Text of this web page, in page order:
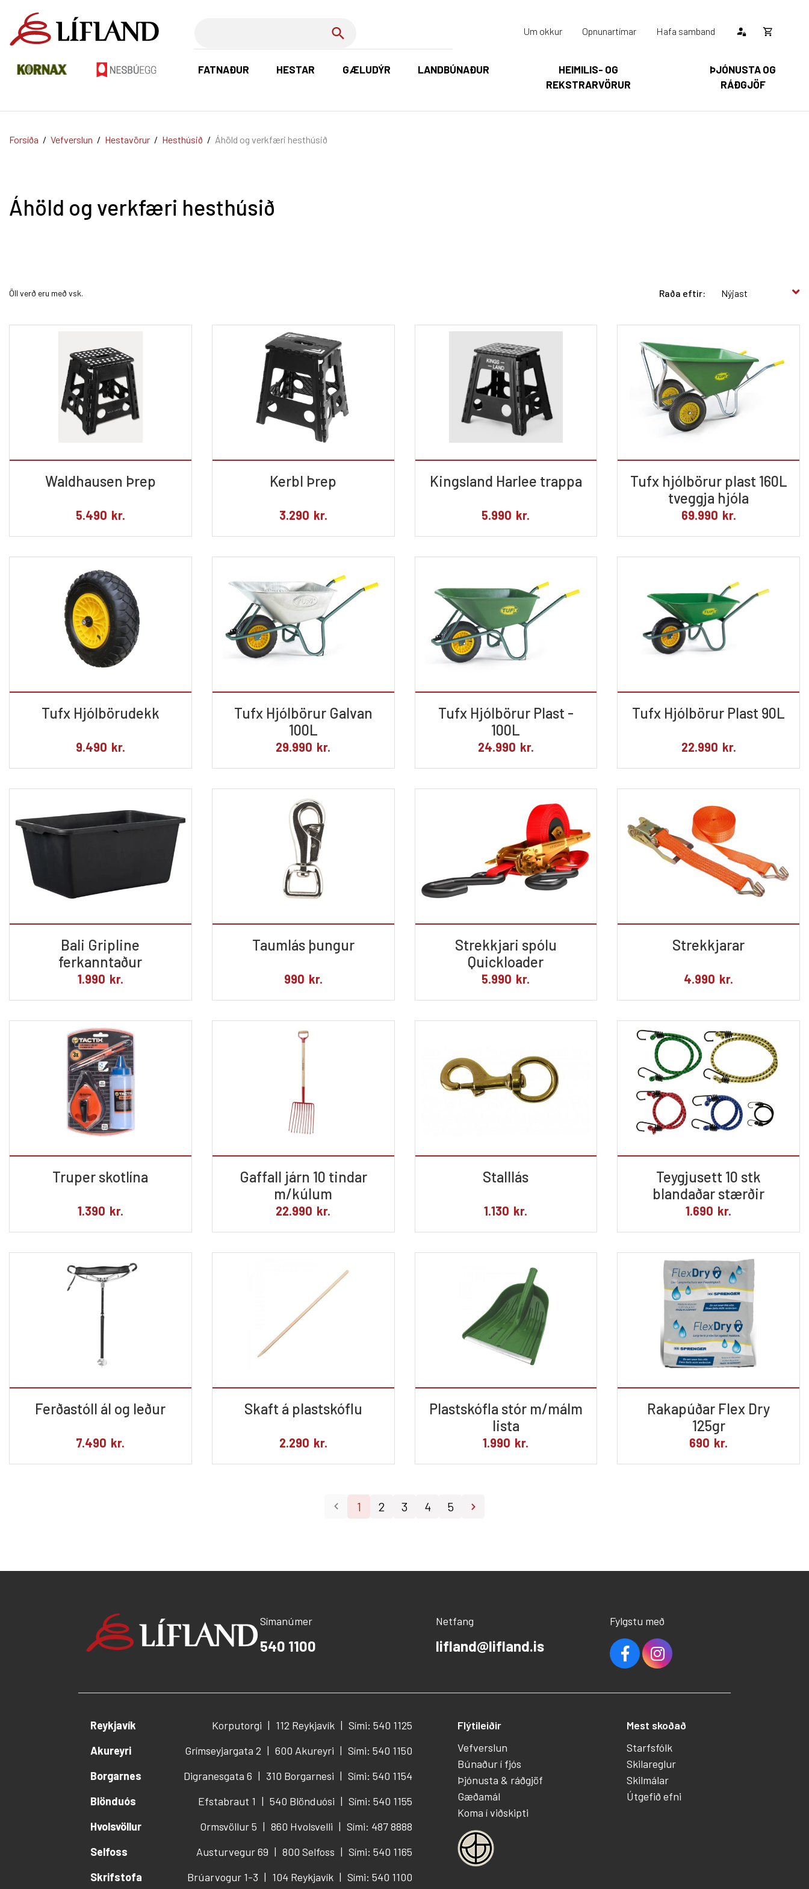
FATNAÐUR HESTAR GÆLUDÝR LANDBÚNAÐUR
HEIMILIS- OG
REKSTRARVÖRUR
ÞJÓNUSTA OG
RÁÐGJÖF
Um okkur Opnunartímar Hafa samband
Opna
Karfan þín
körfu
Forsíða / Vefverslun / Hestavörur / Hesthúsið / Áhöld og verkfæri hesthúsið
Áhöld og verkfæri hesthúsið
Öll verð eru með vsk. Raða eftir:
Waldhausen Þrep
5.490 kr.
Kerbl Þrep
3.290 kr.
Kingsland Harlee trappa
5.990 kr.
Tufx hjólbörur plast 160L
tveggja hjóla
69.990 kr.
Tufx Hjólbörudekk
9.490 kr.
Tufx Hjólbörur Galvan
100L
29.990 kr.
Tufx Hjólbörur Plast -
100L
24.990 kr.
Tufx Hjólbörur Plast 90L
22.990 kr.
Bali Gripline
ferkanntaður
1.990 kr.
Taumlás þungur
990 kr.
Strekkjari spólu
Quickloader
5.990 kr.
Strekkjarar
4.990 kr.
Truper skotlína
1.390 kr.
Gaffall járn 10 tindar
m/kúlum
22.990 kr.
Stalllás
1.130 kr.
Teygjusett 10 stk
blandaðar stærðir
1.690 kr.
Ferðastóll ál og leður
7.490 kr.
Skaft á plastskóflu
2.290 kr.
Plastskófla stór m/málm
lista
1.990 kr.
Rakapúðar Flex Dry
125gr
690 kr.
1 2 3 4 5
Símanúmer
540 1100
Netfang
lifland@lifland.is
Fylgstu með
Reykjavík Korputorgi 112 Reykjavík
Sími: 540 1125
Akureyri
Grímseyjargata 2 600 Akureyri
Sími: 540 1150
Borgarnes
Digranesgata 6 310 Borgarnesi
Sími: 540 1154
Blönduós
Efstabraut 1 540 Blönduósi
Sími: 540 1155
Hvolsvöllur
Ormsvöllur 5 860 Hvolsvelli
Sími: 487 8888
Selfoss
Austurvegur 69 800 Selfoss
Sími: 540 1165
Skrifstofa
Brúarvogur 1-3 104 Reykjavík Sími: 540 1100
Flýtileiðir
Vefverslun
Búnaður í fjós
Þjónusta & ráðgjöf
Gæðamál
Koma í viðskipti
Mest skoðað
Starfsfólk
Skilareglur
Skilmálar
Útgefið efni